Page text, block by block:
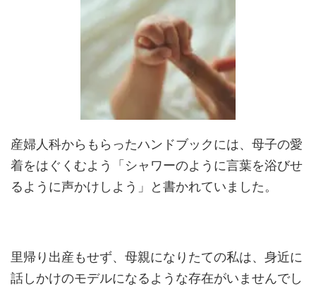
産婦人科からもらったハンドブックには、母子の愛
着をはぐくむよう「シャワーのように言葉を浴びせ
るように声かけしよう」と書かれていました。
里帰り出産もせず、母親になりたての私は、身近に
話しかけのモデルになるような存在がいませんでし